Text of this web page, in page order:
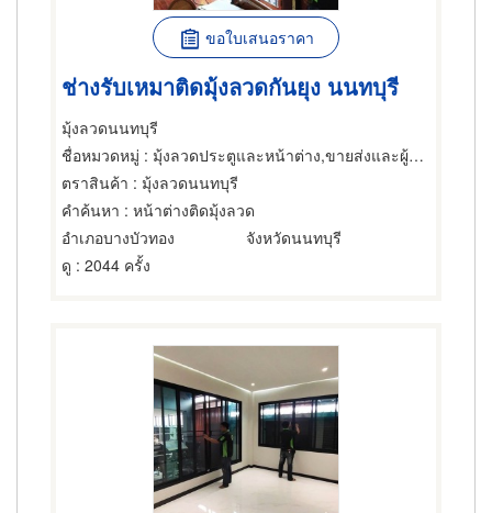
ขอใบเสนอราคา
ช่างรับเหมาติดมุ้งลวดกันยุง นนทบุรี
มุ้งลวดนนทบุรี
ชื่อหมวดหมู่ : มุ้งลวดประตูและหน้าต่าง,ขายส่งและผู้ผลิตมุ้งลวด,มุ้งลวดสเตนเลส-ขายส่งและผู้ผลิต
ตราสินค้า : มุ้งลวดนนทบุรี
คำค้นหา : หน้าต่างติดมุ้งลวด
อำเภอบางบัวทอง
จังหวัดนนทบุรี
ดู : 2044 ครั้ง